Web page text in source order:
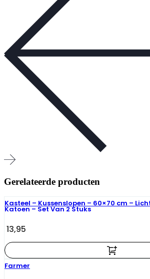
Gerelateerde producten
Kasteel – Kussenslopen – 60×70 cm –
Katoen – Set Van 2 Stuks
13,95
Farmer